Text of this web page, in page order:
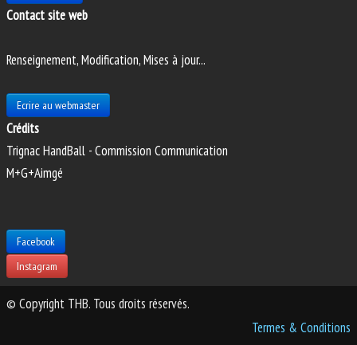
Contact site web
Renseignement, Modification, Mises à jour...
Ecrire au webmaster
Crédits
Trignac HandBall - Commission Communication
M+G+Aimgé
Facebook
Instagram
© Copyright THB. Tous droits réservés.
Termes & Conditions